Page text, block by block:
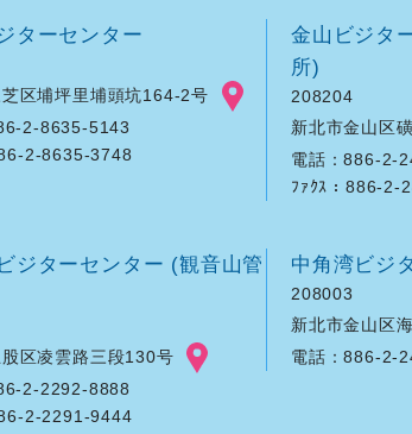
ターセンター
区埔坪里埔頭坑164-2号
2-8635-5143
2-8635-3748
金山ビジタ
所)
208204
新北市金山区
電話：886-2-
ﾌｧｸｽ：886-2-
ジターセンター (観音山管
区凌雲路三段130号
2-2292-8888
2-2291-9444
中角湾ビジ
208003
新北市金山区
電話：886-2-